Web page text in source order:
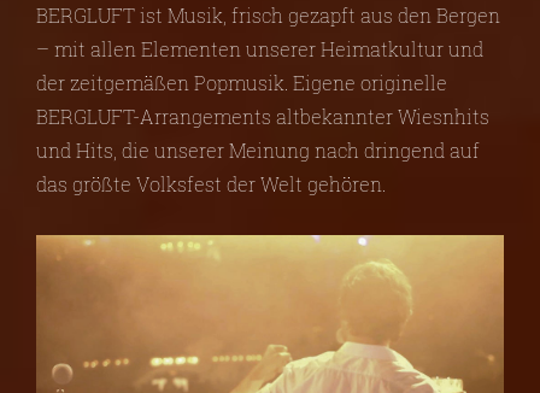
BERGLUFT ist Musik, frisch gezapft aus den Bergen
– mit allen Elementen unserer Heimatkultur und
der zeitgemäßen Popmusik. Eigene originelle
BERGLUFT-Arrangements altbekannter Wiesnhits
und Hits, die unserer Meinung nach dringend auf
das größte Volksfest der Welt gehören.